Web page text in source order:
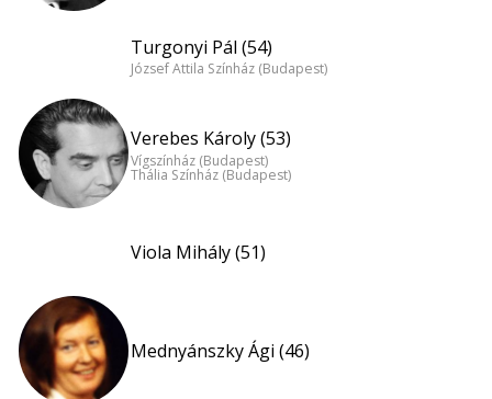
Turgonyi Pál (54)
József Attila Színház (Budapest)
Verebes Károly (53)
Vígszínház (Budapest)
Thália Színház (Budapest)
Viola Mihály (51)
Mednyánszky Ági (46)